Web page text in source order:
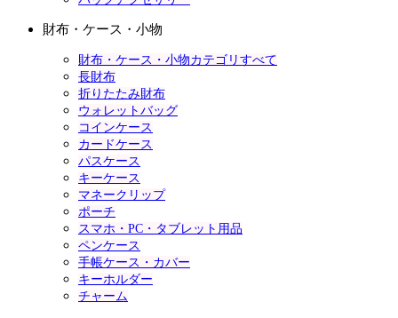
財布・ケース・小物
財布・ケース・小物カテゴリすべて
長財布
折りたたみ財布
ウォレットバッグ
コインケース
カードケース
パスケース
キーケース
マネークリップ
ポーチ
スマホ・PC・タブレット用品
ペンケース
手帳ケース・カバー
キーホルダー
チャーム